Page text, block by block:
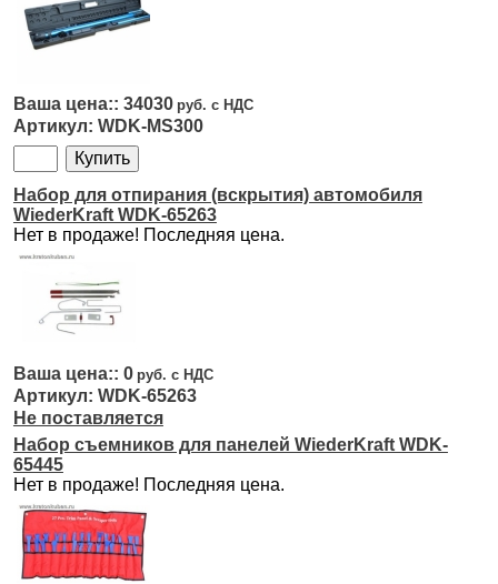
34030
WDK-MS300
Набор для отпирания (вскрытия) автомобиля
WiederKraft WDK-65263
Нет в продаже! Последняя цена.
0
WDK-65263
Не поставляется
Набор съемников для панелей WiederKraft WDK-
65445
Нет в продаже! Последняя цена.